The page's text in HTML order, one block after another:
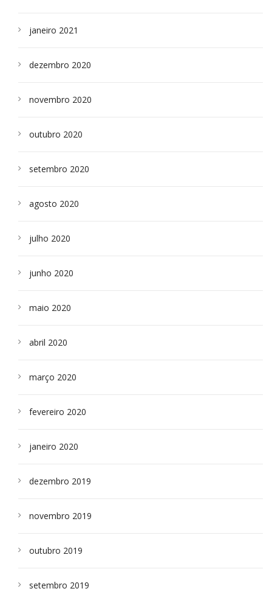
janeiro 2021
dezembro 2020
novembro 2020
outubro 2020
setembro 2020
agosto 2020
julho 2020
junho 2020
maio 2020
abril 2020
março 2020
fevereiro 2020
janeiro 2020
dezembro 2019
novembro 2019
outubro 2019
setembro 2019